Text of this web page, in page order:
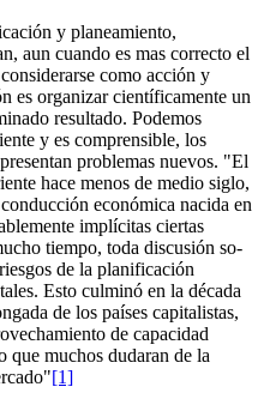
y planeamiento,
aun cuando es mas correcto el
como acción y
es organizar científicamente un
resultado. Podemos
y es comprensible, los
problemas nuevos. "El
hace menos de medio siglo,
económica nacida en
implícitas ciertas
tiempo, toda discusión so­
de la planificación
Esto culminó en la década
de los países capitalistas,
de capacidad
muchos dudaran de la
[1]